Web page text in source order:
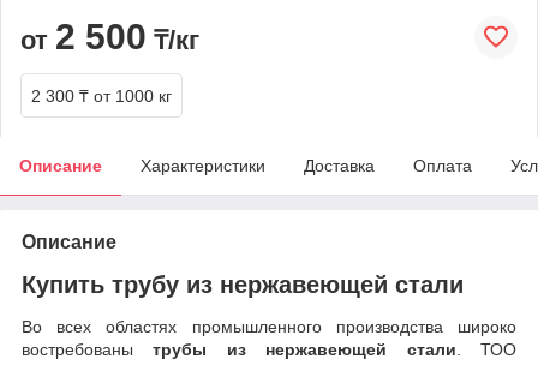
от 2 500 ₸/кг
2 300 ₸ от 1000 кг
Описание Характеристики Доставка Оплата
Описание
Купить трубу из нержавеющей стали
Во всех областях промышленного производства широко
востребованытрубы из нержавеющей стали. ТОО